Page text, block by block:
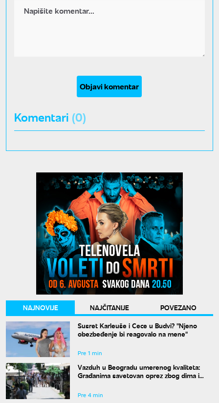
Objavi komentar
Komentari (0)
NAJNOVIJE NAJČITANIJE
POVEZANO
Susret Karleuše i Cece u Budvi? "Njeno
obezbeđenje bi reagovalo na mene"
Pre 1 min
Vazduh u Beogradu umerenog kvaliteta:
Građanima savetovan oprez zbog dima i
Pre 4 min